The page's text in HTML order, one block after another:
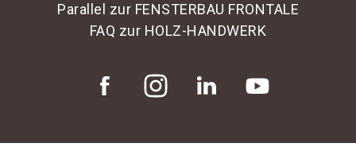
Parallel zur FENSTERBAU FRONTALE
FAQ zur HOLZ-HANDWERK